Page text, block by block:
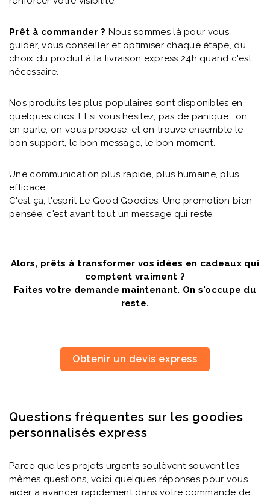
Prêt à commander ? Nous sommes là pour vous
guider, vous conseiller et optimiser chaque étape, du
choix du produit à la livraison express 24h quand c'est
nécessaire.
Nos produits les plus populaires sont disponibles en
quelques clics. Et si vous hésitez, pas de panique : on
en parle, on vous propose, et on trouve ensemble le
bon support, le bon message, le bon moment.
Une communication plus rapide, plus humaine, plus
efficace :
C'est ça, l'esprit Le Good Goodies. Une promotion bien
pensée, c'est avant tout un message qui reste.
Alors, prêts à transformer vos idées en cadeaux qui
comptent vraiment ?
Faites votre demande maintenant. On s'occupe du
reste.
Obtenir un devis express
Questions fréquentes sur les goodies
personnalisés express
Parce que les projets urgents soulèvent souvent les
mêmes questions, voici quelques réponses pour vous
aider à avancer rapidement dans votre commande de